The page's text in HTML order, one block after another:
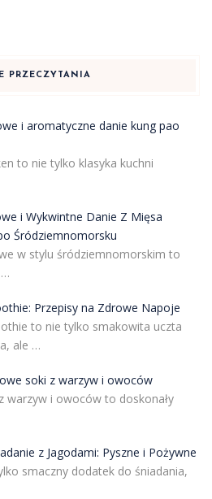
PRZECZYTANIA
i aromatyczne danie kung pao
to nie tylko klasyka kuchni
i Wykwintne Danie Z Mięsa
Śródziemnomorsku
w stylu śródziemnomorskim to
Przepisy na Zdrowe Napoje
to nie tylko smakowita uczta
ale …
soki z warzyw i owoców
warzyw i owoców to doskonały
z Jagodami: Pyszne i Pożywne
smaczny dodatek do śniadania,